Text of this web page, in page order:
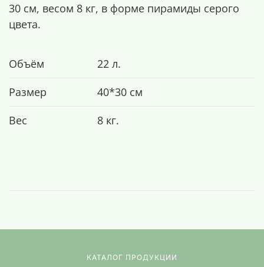
30 см, весом 8 кг, в форме пирамиды серого
цвета.
Объём
22 л.
Размер
40*30 см
Вес
8 кг.
КАТАЛОГ ПРОДУКЦИИ